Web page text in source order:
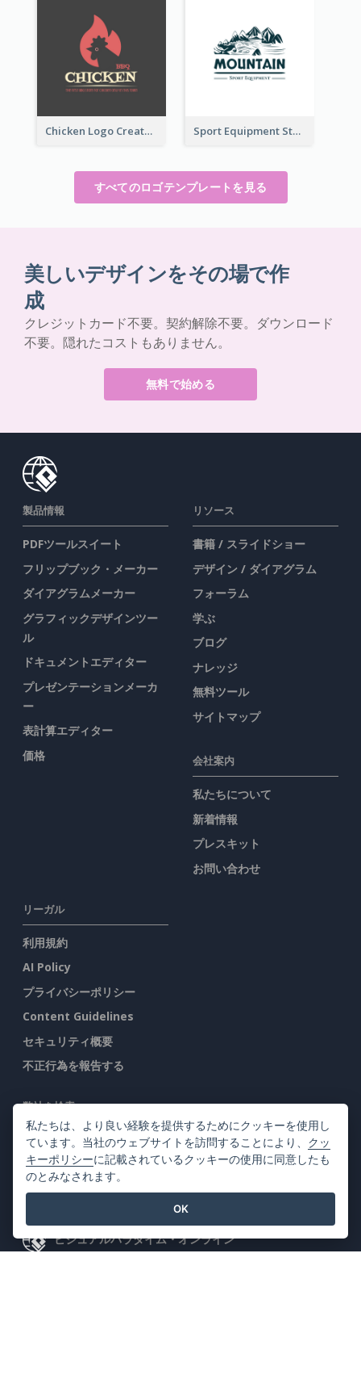
Chicken Logo Created For BBQ Store Sport Equipment Store Logo Generated With Illustration Of Mountain
すべてのロゴテンプレートを見る
美しいデザインをその場で作
成
クレジットカード不要。契約解除不要。ダウンロード
不要。隠れたコストもありません。
無料で始める
製品情報
PDFツールスイート
フリップブック・メーカー
ダイアグラムメーカー
グラフィックデザインツー
ル
ドキュメントエディター
プレゼンテーションメーカ
ー
表計算エディター
価格
リソース
書籍 / スライドショー
デザイン / ダイアグラム
フォーラム
学ぶ
ブログ
ナレッジ
無料ツール
サイトマップ
会社案内
私たちについて
新着情報
プレスキット
お問い合わせ
リーガル
利用規約
AI Policy
プライバシーポリシー
Content Guidelines
セキュリティ概要
不正行為を報告する
弊社を検索
注目の製品
ビジュアルパラダイム・オンライン
私たちは、より良い経験を提供するためにクッキーを使用し
ています。当社のウェブサイトを訪問することにより、 クッ
キーポリシーに記載されているクッキーの使用に同意したも
のとみなされます。
OK